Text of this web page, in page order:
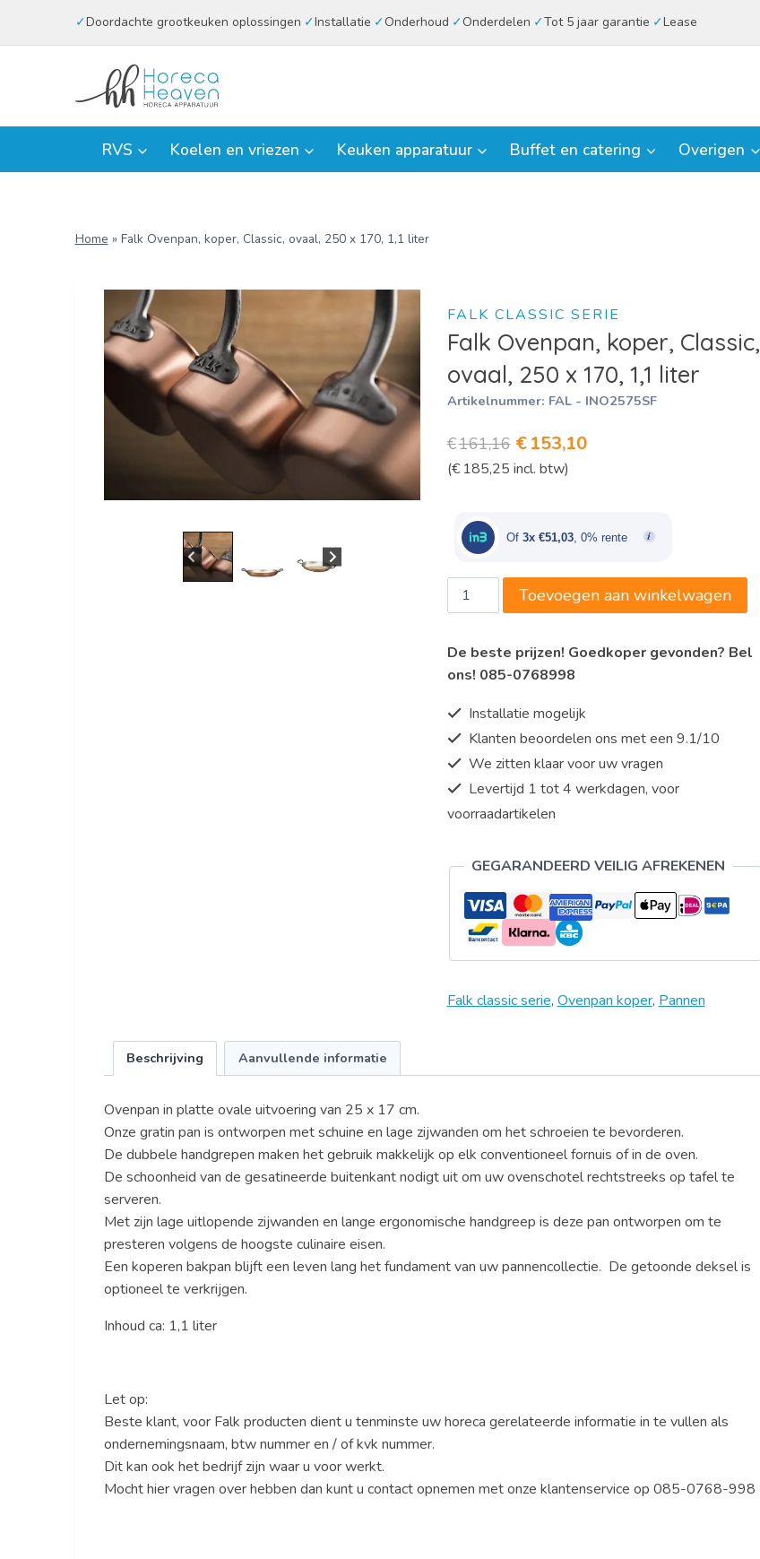
Doordachte grootkeuken oplossingen Installatie Onderhoud Onderdelen Tot 5 jaar garantie Lease
RVS Koelen en vriezen Keuken apparatuur Buffet en catering Overigen
Home » Falk Ovenpan, koper, Classic, ovaal, 250 x 170, 1,1 liter
FALK CLASSIC SERIE
Falk Ovenpan, koper, Classic,
ovaal, 250 x 170, 1,1 liter
Artikelnummer: FAL - INO2575SF
€161,16 Oorspronkelijke
prijs
€161,16.
€ 153,10Huidige
€153,10.
(€ 185,25 incl. btw)
Of 3x €51,03, 0% rente
Falk
Ovenpan,
Classic,
ovaal,
x
170,
1,1
liter
aantal
Toevoegen aan winkelwagen
De beste prijzen! Goedkoper gevonden? Bel
ons! 085-0768998
Installatie mogelijk
Klanten beoordelen ons met een 9.1/10
We zitten klaar voor uw vragen
Levertijd 1 tot 4 werkdagen, voor
voorraadartikelen
GEGARANDEERD VEILIG AFREKENEN
Falk classic serie, Ovenpan koper, Pannen
Beschrijving Aanvullende informatie
Ovenpan in platte ovale uitvoering van 25 x 17 cm.
Onze gratin pan is ontworpen met schuine en lage zijwanden om het schroeien te bevorderen.
De dubbele handgrepen maken het gebruik makkelijk op elk conventioneel fornuis of in de oven.
De schoonheid van de gesatineerde buitenkant nodigt uit om uw ovenschotel rechtstreeks op tafel te
serveren.
Met zijn lage uitlopende zijwanden en lange ergonomische handgreep is deze pan ontworpen om te
presteren volgens de hoogste culinaire eisen.
Een koperen bakpan blijft een leven lang het fundament van uw pannencollectie. De getoonde deksel is
optioneel te verkrijgen.
Inhoud ca: 1,1 liter
Let op:
Beste klant, voor Falk producten dient u tenminste uw horeca gerelateerde informatie in te vullen als
ondernemingsnaam, btw nummer en / of kvk nummer.
Dit kan ook het bedrijf zijn waar u voor werkt.
Mocht hier vragen over hebben dan kunt u contact opnemen met onze klantenservice op 085-0768-998